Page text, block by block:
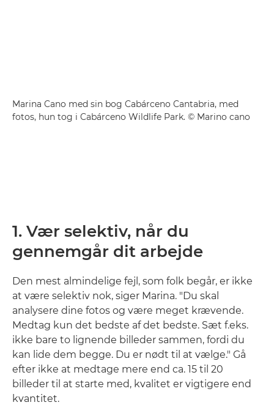
Marina Cano med sin bog Cabárceno Cantabria, med
fotos, hun tog i Cabárceno Wildlife Park. © Marino cano
1. Vær selektiv, når du
gennemgår dit arbejde
Den mest almindelige fejl, som folk begår, er ikke
at være selektiv nok, siger Marina. "Du skal
analysere dine fotos og være meget krævende.
Medtag kun det bedste af det bedste. Sæt f.eks.
ikke bare to lignende billeder sammen, fordi du
kan lide dem begge. Du er nødt til at vælge." Gå
efter ikke at medtage mere end ca. 15 til 20
billeder til at starte med, kvalitet er vigtigere end
kvantitet.